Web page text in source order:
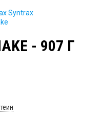
- 907 Г